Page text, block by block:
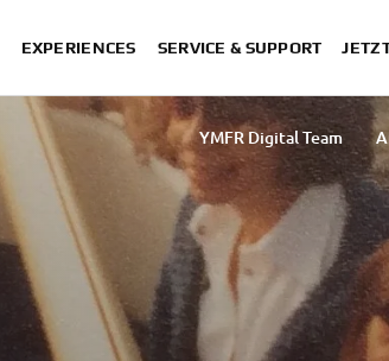
EXPERIENCES SERVICE & SUPPORT
YMFR Digital Team
Vincent van der Voort
Sakurako Umezawa